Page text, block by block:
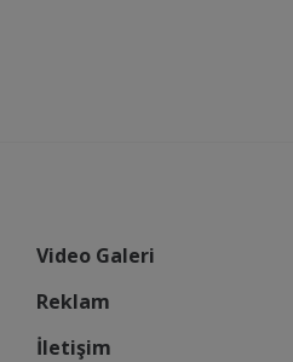
Video Galeri
Reklam
İletişim